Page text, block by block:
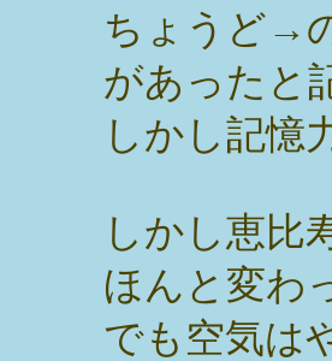
ちょうど→
があったと
しかし記憶
しかし恵比
ほんと変わ
でも空気は